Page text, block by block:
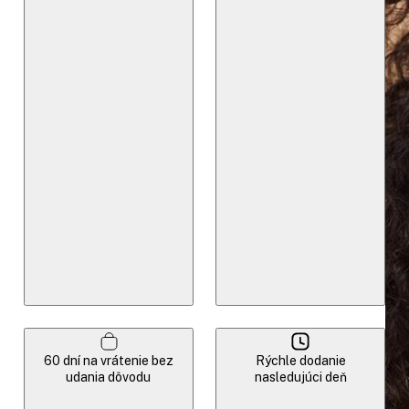
60 dní na vrátenie bez
udania dôvodu
Rýchle dodanie
nasledujúci deň